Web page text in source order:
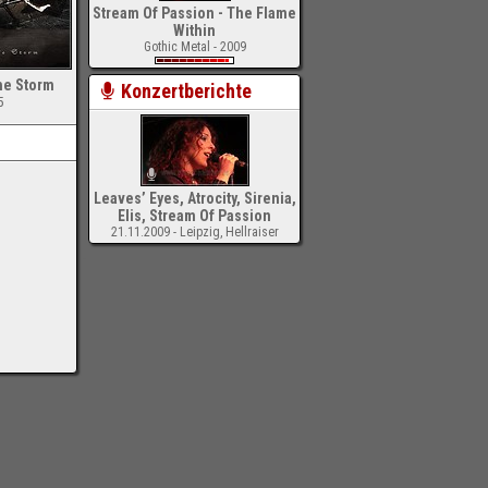
Storm
Stream Of Passion - The Flame
Within
Gothic Metal - 2009
Konzertberichte
Leaves’ Eyes, Atrocity, Sirenia,
Elis, Stream Of Passion
21.11.2009 - Leipzig, Hellraiser